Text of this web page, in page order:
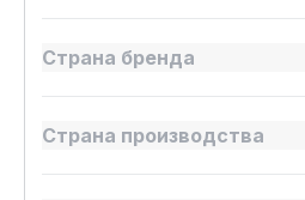
Страна бренда
Страна производства